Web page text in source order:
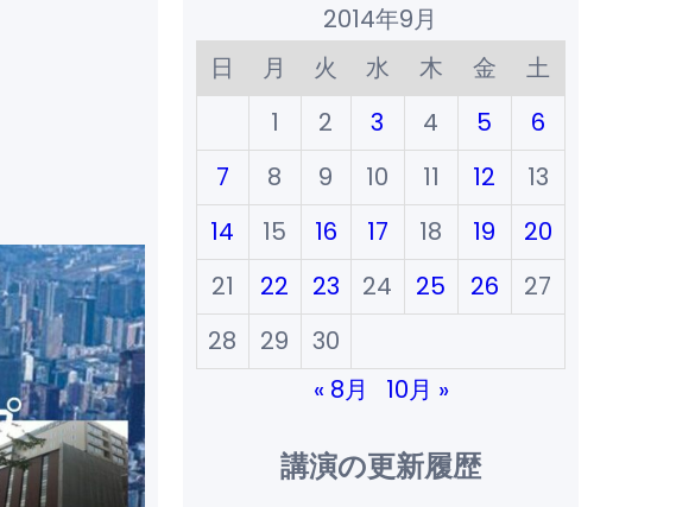
2014年9月
日
月 火 水 木 金
土
1
2 3 4 5
6
7
8 9 10 11 12
13
14
15 16 17 18 19
20
21
22 23 24 25 26
27
28
29
30
« 8月
10月 »
講演の更新履歴